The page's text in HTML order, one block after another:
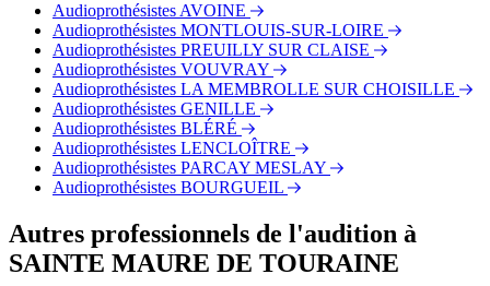
Audioprothésistes AVOINE
Audioprothésistes MONTLOUIS-SUR-LOIRE
Audioprothésistes PREUILLY SUR CLAISE
Audioprothésistes VOUVRAY
Audioprothésistes LA MEMBROLLE SUR CHOISILLE
Audioprothésistes GENILLE
Audioprothésistes BLÉRÉ
Audioprothésistes LENCLOÎTRE
Audioprothésistes PARCAY MESLAY
Audioprothésistes BOURGUEIL
Autres professionnels de l'audition à
SAINTE MAURE DE TOURAINE